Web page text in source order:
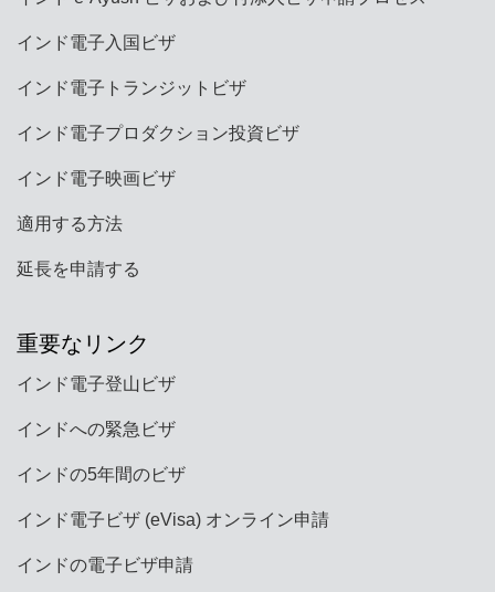
インド電子入国ビザ
インド電子トランジットビザ
インド電子プロダクション投資ビザ
インド電子映画ビザ
適用する方法
延長を申請する
重要なリンク
インド電子登山ビザ
インドへの緊急ビザ
インドの5年間のビザ
インド電子ビザ (eVisa) オンライン申請
インドの電子ビザ申請